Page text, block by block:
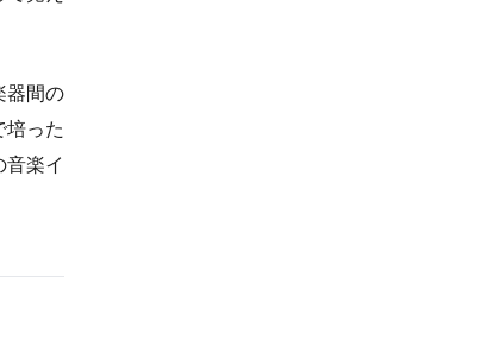
器間の
培った
楽イ